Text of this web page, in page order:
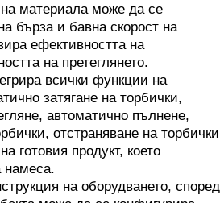
на материала може да се
бърза и бавна скорост на
ефективността на
на претеглянето.
всички функции на
затягане на торбички,
автоматично пълнене,
отстраняване на торбички
готовия продукт, което
намеса.
на оборудването, според